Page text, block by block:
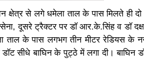
से लगे धमेला ताल के पास मिलते ही
दूसरे ट्रैक्टर पर डॉ आर.के.सिंह व डॉ दक्ष
ताल के पास लगभग तीन मीटर रेडियस के
सीधे बाघिन के पुट्ठे में लगा दी। बाघिन